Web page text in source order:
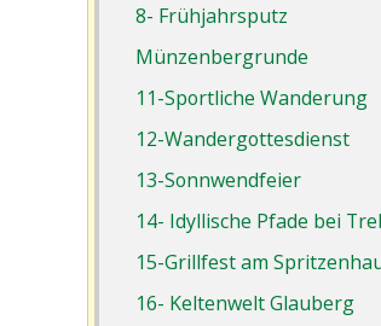
8- Frühjahrsputz
Münzenbergrunde
11-Sportliche Wanderung
12-Wandergottesdienst
13-Sonnwendfeier
14- Idyllische Pfade bei
15-Grillfest am
16- Keltenwelt Glauberg